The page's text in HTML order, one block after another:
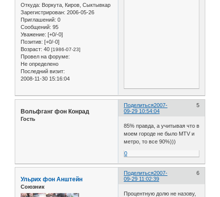
Откуда: Воркута, Киров, Сыктывкар
Зарегистрирован: 2006-05-26
Приглашений: 0
Сообщений: 95
Уважение: [+0/-0]
Позитив: [+0/-0]
Возраст: 40 [1986-07-23]
Провел на форуме:
Не определено
Последний визит:
2008-11-30 15:16:04
Поделиться 5
2007-
09-29 10:54:04
Вольфганг фон Конрад
Гость
85% правда, а учитывая что в
моем городе не было MTV и
метро, то все 90%)))
0
Поделиться 6
2007-
09-29 11:02:39
Ульрих фон Анштейн
Союзник
Процентную долю не назову,